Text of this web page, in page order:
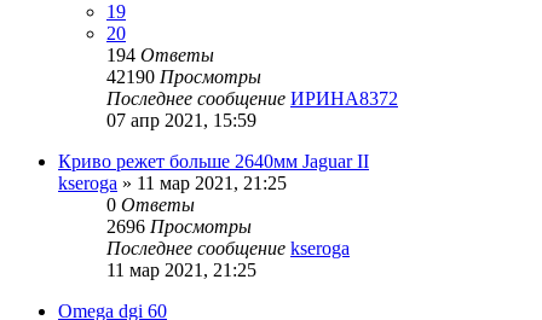
19
20
194 Ответы
42190 Просмотры
Последнее сообщение ИРИНА8372
07 апр 2021, 15:59
Криво режет больше 2640мм Jaguar II
kseroga » 11 мар 2021, 21:25
0 Ответы
2696 Просмотры
Последнее сообщение kseroga
11 мар 2021, 21:25
Omega dgi 60